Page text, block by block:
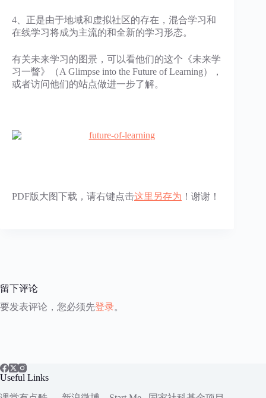
4、正是由于地域和虚拟社区的存在，混合学习和
在线学习将成为主流的和全新的学习形态。
有关未来学习的图景，可以看他们的这个《未来学
习一瞥》（A Glimpse into the Future of Learning），
或者访问他们的站点做进一步了解。
PDF版大图下载，请右键点击这里另存为 ！谢谢！
留下评论
要发表评论，您必须先登录。
Useful Links